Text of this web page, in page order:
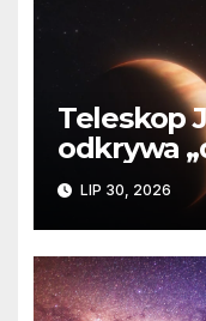
Teleskop
odkrywa
planety
martwej
LIP 30, 2026